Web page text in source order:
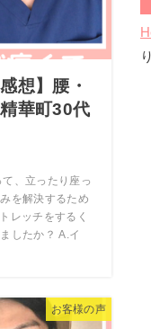
想】腰・
華町30代
、立ったり座っ
を解決するため
レッチをするく
したか？ A.イ
お客様の声